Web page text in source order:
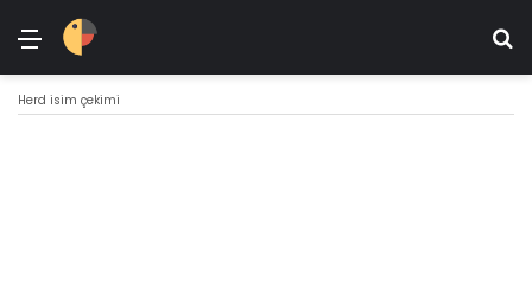
Menü
Herd isim çekimi